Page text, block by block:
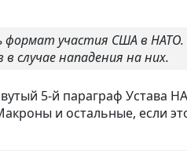
формат участия США в
случае нападения на них.
5-й параграф Устава
и остальные, если